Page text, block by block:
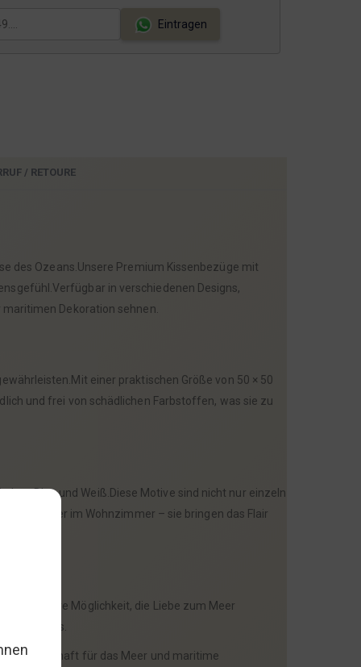
,
Eintragen
/ RETOURE
des Ozeans.Unsere Premium Kissenbezüge mit
in verschiedenen Designs,
Dekoration sehnen.
einer praktischen Größe von 50 × 50
und frei von schädlichen Farbstoffen, was sie zu
Blau und Weiß.Diese Motive sind nicht nur einzeln
oder im Wohnzimmer – sie bringen das Flair
Möglichkeit, die Liebe zum Meer
muss.
Leidenschaft für das Meer und maritime